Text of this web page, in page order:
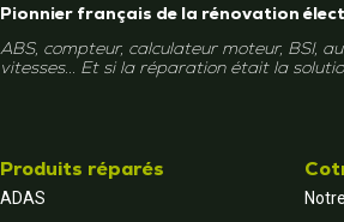
Pionnier français de la rénovation
ABS, compteur, calculateur moteur, BSI,
vitesses... Et si la réparation était la
Produits réparés
ADAS